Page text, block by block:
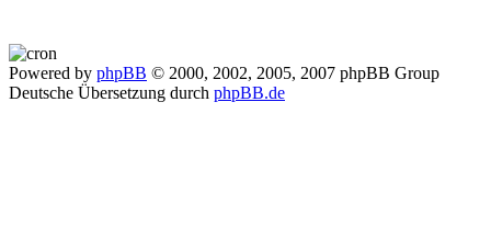
Powered by phpBB © 2000, 2002, 2005, 2007 phpBB Group
Deutsche Übersetzung durch phpBB.de